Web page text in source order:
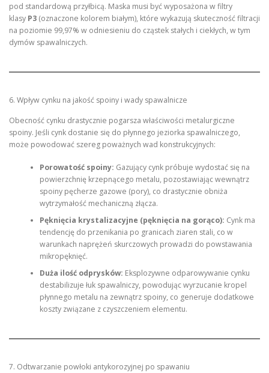
pod standardową przyłbicą. Maska musi być wyposażona w filtry
klasy P3 (oznaczone kolorem białym), które wykazują skuteczność filtracji
na poziomie 99,97% w odniesieniu do cząstek stałych i ciekłych, w tym
dymów spawalniczych.
6. Wpływ cynku na jakość spoiny i wady spawalnicze
Obecność cynku drastycznie pogarsza właściwości metalurgiczne
spoiny. Jeśli cynk dostanie się do płynnego jeziorka spawalniczego,
może powodować szereg poważnych wad konstrukcyjnych:
Porowatość spoiny: Gazujący cynk próbuje wydostać się na
powierzchnię krzepnącego metalu, pozostawiając wewnątrz
spoiny pęcherze gazowe (pory), co drastycznie obniża
wytrzymałość mechaniczną złącza.
Pęknięcia krystalizacyjne (pęknięcia na gorąco): Cynk ma
tendencję do przenikania po granicach ziaren stali, co w
warunkach naprężeń skurczowych prowadzi do powstawania
mikropęknięć.
Duża ilość odprysków: Eksplozywne odparowywanie cynku
destabilizuje łuk spawalniczy, powodując wyrzucanie kropel
płynnego metalu na zewnątrz spoiny, co generuje dodatkowe
koszty związane z czyszczeniem elementu.
7. Odtwarzanie powłoki antykorozyjnej po spawaniu